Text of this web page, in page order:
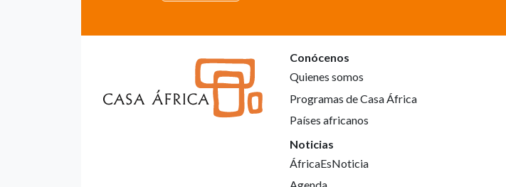
Conócenos
Quienes somos
Programas de Casa África
Países africanos
Noticias
ÁfricaEsNoticia